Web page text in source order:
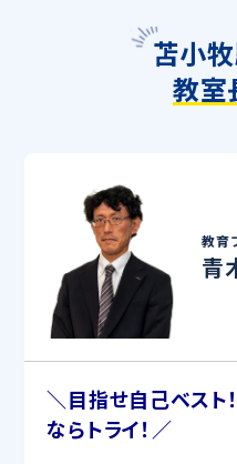
苫小
教室
教育
青
＼目指せ自己ベスト
ならトライ！／